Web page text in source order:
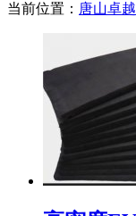
当前位置： 唐山卓越